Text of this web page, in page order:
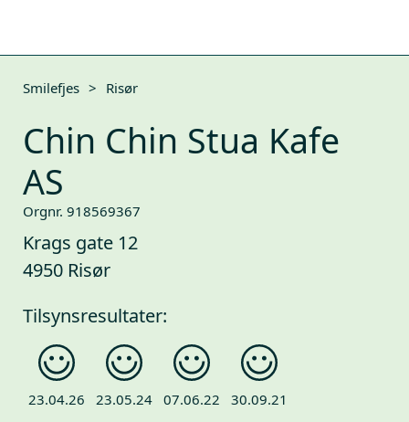
Smilefjes > Risør
Chin Chin Stua Kafe
AS
Orgnr. 918569367
Krags gate 12
4950 Risør
Tilsynsresultater:
23.04.26 23.05.24 07.06.22
30.09.21